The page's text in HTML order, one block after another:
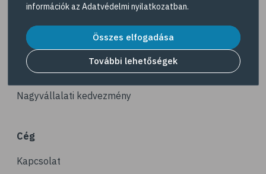
# kerékpározás
# stresszcsökkentés
# gyaloglás
# ízületi gyulladás
# tai chi
# tornagyakorlatok
# edzés
# fizikai aktivitás
Akciós termékek
Dermokozmetikumok
Gyöngy Patika Magazin
Patika kereső
Nagyvállalati kedvezmény
Cég
Kapcsolat
információk az Adatvédelmi nyilatkozatban.
Összes elfogadása
További lehetőségek